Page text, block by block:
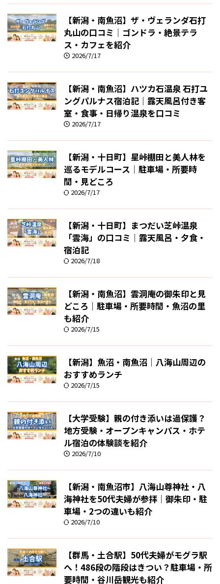
【新潟・南魚沼】ザ・ヴェランダ石打
丸山の口コミ｜ゴンドラ・絶景テラ
ス・カフェを紹介
2026/7/17
【新潟・南魚沼】ハツカ石温泉 石打ユ
ングパルナス宿泊記｜露天風呂付き客
室・食事・日帰り温泉を口コミ
2026/7/17
【新潟・十日町】星峠棚田と美人林を
巡るモデルコース｜駐車場・所要時
間・見どころ
2026/7/17
【新潟・十日町】まつだい芝峠温泉
「雲海」の口コミ｜露天風呂・夕食・
宿泊記
2026/7/18
【新潟・南魚沼】雲洞庵の御朱印と見
どころ｜駐車場・所要時間・魚沼の里
も紹介
2026/7/15
【新潟】魚沼・南魚沼｜八海山周辺の
おすすめランチ
2026/7/15
【大学受験】親の付き添いは過保護？
地方受験・オープンキャンパス・ホテ
ル宿泊の体験談を紹介
2026/7/10
【新潟・南魚沼市】八海山尊神社・八
海神社を50代夫婦が参拝｜御朱印・駐
車場・2つの違いも紹介
2026/7/10
【群馬・土合駅】50代夫婦がモグラ駅
へ！486段の階段はきつい？駐車場・所
要時間・谷川岳観光も紹介